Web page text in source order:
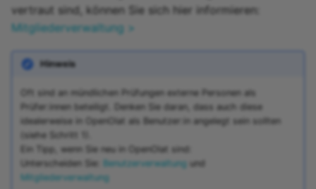
vertraut sind, können Sie sich hier informieren:
Mitgliederverwaltung >
Hinweis
Oft sind an mündlichen Prüfungen externe Personen als
Prüfer:innen beteiligt. Denken Sie daran, dass auch diese
idealerweise in OpenOlat als Benutzer:in angelegt sein sollten
(siehe Schritt 1).
Ein Tipp, wenn Sie neu in OpenOlat sind:
Unterscheiden Sie:
Benutzerverwaltung und
Mitgliederverwaltung